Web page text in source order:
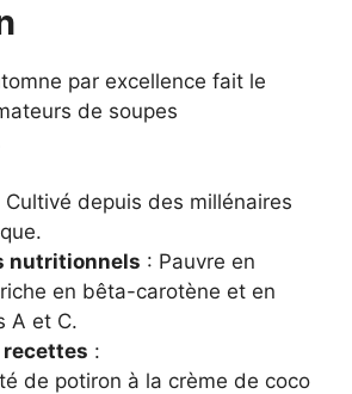
par excellence fait le
de soupes
Cultivé depuis des millénaires
nutritionnels : Pauvre en
en bêta-carotène et en
A et C.
recettes :
de potiron à la crème de coco